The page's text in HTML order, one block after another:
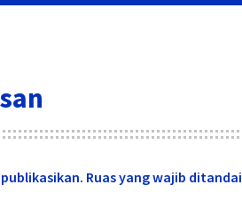
Ruas yang wajib ditandai